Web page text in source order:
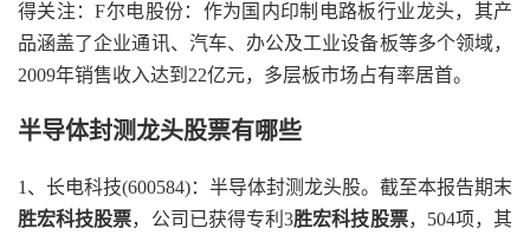
得关注：F尔电股份：作为国内印制电路板行业龙头，其产
品涵盖了企业通讯、汽车、办公及工业设备板等多个领域，
2009年销售收入达到22亿元，多层板市场占有率居首。
半导体封测龙头股票有哪些
1、长电科技(600584)：半导体封测龙头股。截至本报告期末
胜宏科技股票，公司已获得专利3胜宏科技股票，504项，其